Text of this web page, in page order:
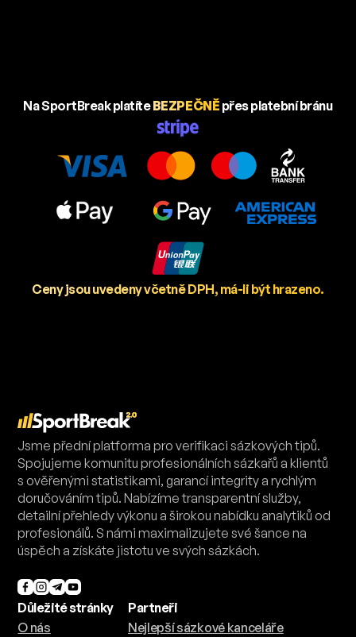
Na SportBreak platíteBEZPEČNĚ přes platební bránu
Ceny jsou uvedeny včetně DPH, má-li být hrazeno.
Jsme přední platforma pro verifikaci sázkových tipů.
Spojujeme komunitu profesionálních sázkařů a klientů
s ověřenými statistikami, garancí integrity a rychlým
doručováním tipů. Nabízíme transparentní služby,
detailní přehledy výkonu a širokou nabídku analytiků od
profesionálů. S námi maximalizujete své šance na
úspěch a získáte jistotu ve svých sázkách.
Důležité stránky
O nás
Partneři
Nejlepší sázkové kanceláře